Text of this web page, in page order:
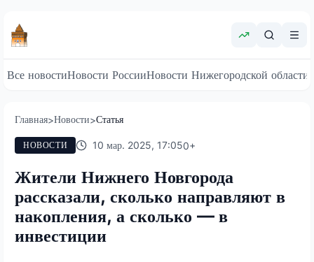
Все новостиНовости РоссииНовости Нижегородской области
Главная>Новости>Статья
НОВОСТИ 10 мар. 2025, 17:050+
Жители Нижнего Новгорода
рассказали, сколько направляют в
накопления, а сколько — в
инвестиции